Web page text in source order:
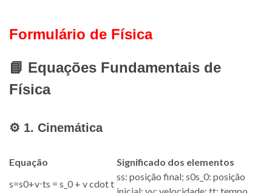
Formulário de Física
📘 Equações Fundamentais de
Física
⚙️ 1. Cinemática
Equação
Significado dos elementos
s=s0+v⋅ts = s_0 + v cdot t
ss: posição final; s0s_0: posição